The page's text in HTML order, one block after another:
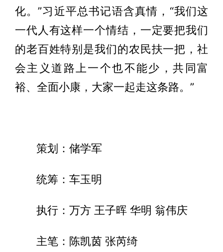
化。”习近平总书记语含真情，“我们这
一代人有这样一个情结，一定要把我们
的老百姓特别是我们的农民扶一把，社
会主义道路上一个也不能少，共同富
裕、全面小康，大家一起走这条路。”
策划：储学军
统筹：车玉明
执行：万方 王子晖 华明 翁伟庆
主笔：陈凯茵 张芮绮